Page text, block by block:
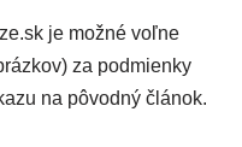
je možné voľne
za podmienky
na pôvodný článok.